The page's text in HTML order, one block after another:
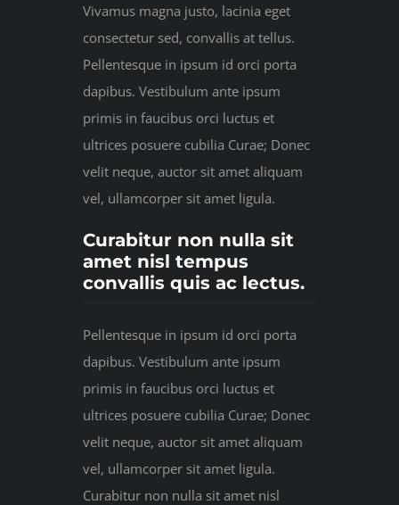
Vivamus magna justo, lacinia eget
consectetur sed, convallis at tellus.
Pellentesque in ipsum id orci porta
dapibus. Vestibulum ante ipsum
primis in faucibus orci luctus et
ultrices posuere cubilia Curae; Donec
velit neque, auctor sit amet aliquam
vel, ullamcorper sit amet ligula.
Curabitur non nulla sit
amet nisl tempus
convallis quis ac lectus.
Pellentesque in ipsum id orci porta
dapibus. Vestibulum ante ipsum
primis in faucibus orci luctus et
ultrices posuere cubilia Curae; Donec
velit neque, auctor sit amet aliquam
vel, ullamcorper sit amet ligula.
Curabitur non nulla sit amet nisl